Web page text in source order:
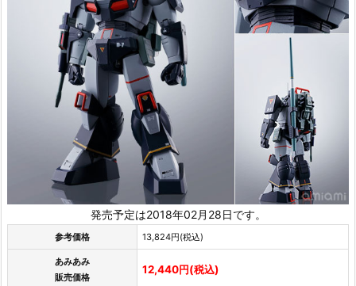
発売予定は2018年02月28日です。
参考価格 13,824円(税込)
あみあみ
販売価格
12,440円(税込)